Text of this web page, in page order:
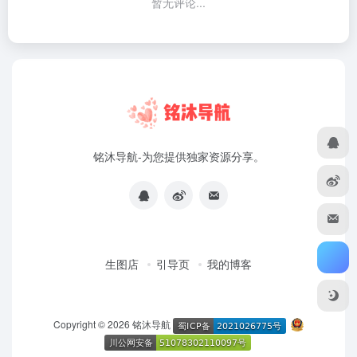
铭沐导航-为您提供独家资源分享。
生图店 引导页 我的博客
Copyright © 2026 铭沐导航